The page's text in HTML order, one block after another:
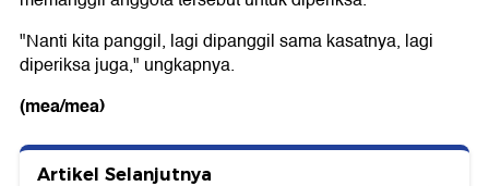
"Nanti kita panggil, lagi dipanggil sama kasatnya, lagi
diperiksa juga," ungkapnya.
(mea/mea)
Artikel Selanjutnya